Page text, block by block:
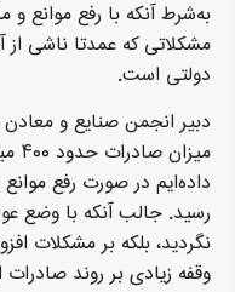
به‌شرط آنکه با رفع موانع و
مشکلاتی که عمدتا ناشی
دولتی است.
دبیر انجمن صنایع و
داده‌ایم در صورت رفع
رسید. جالب آنکه با وضع
نگردید، بلکه بر مشکلات
وقفه زیادی بر روند صادرات